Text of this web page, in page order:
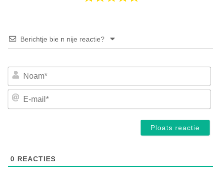
Berichtje bie n nije reactie?
E-
0 REACTIES